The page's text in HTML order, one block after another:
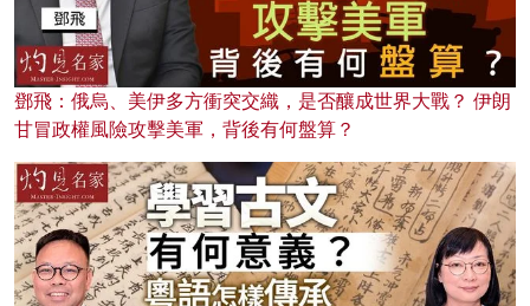
鄧飛：俄烏、美伊多方衝突交織，是否釀成世界大戰？ 伊朗
甘冒政權風險攻擊美軍，背後有何盤算？